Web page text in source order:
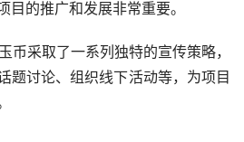
目的推广和发展非常重要。
币采取了一系列独特的宣传策略，
题讨论、组织线下活动等，为项目